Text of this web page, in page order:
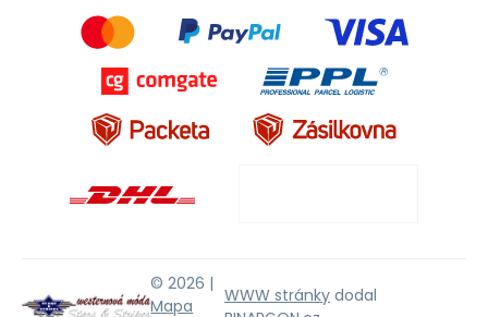
© 2026 |
Mapa
WWW stránky dodal